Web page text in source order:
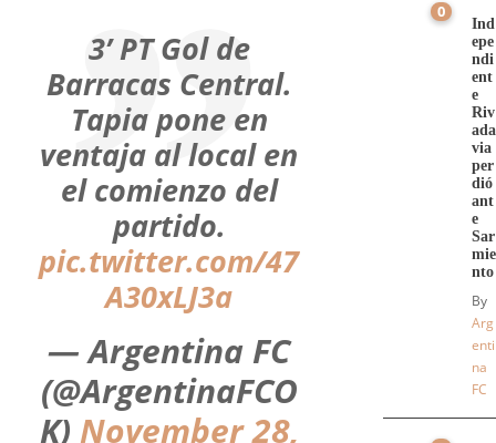
3’ PT Gol de
Barracas Central.
Tapia pone en
ventaja al local en
el comienzo del
partido.
pic.twitter.com/47
A30xLJ3a
— Argentina FC
(@ArgentinaFCO
K) November 28,
0
Ind
epe
ndi
ent
e
Riv
ada
via
per
dió
ant
e
Sar
mie
nto
By
Arg
enti
na
FC